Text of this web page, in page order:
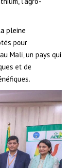
pleine
pour
Mali, un pays qui
et de